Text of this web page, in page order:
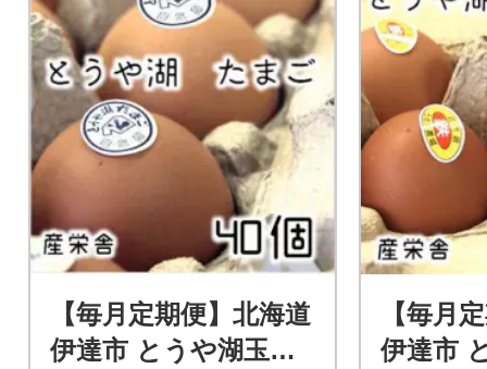
【毎月定期便】北海道
伊達市 とうや湖玉子
【毎月
伊達市